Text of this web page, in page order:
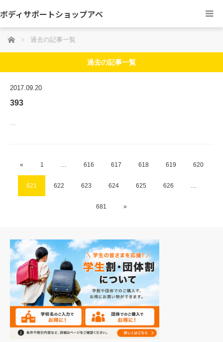
ボディサポートショップアベ
ホーム 過去の記事一覧
過去の記事一覧
2017.09.20
393
« 1 … 616 617 618 619 620
621 622 623 624 625 626 …
681 »